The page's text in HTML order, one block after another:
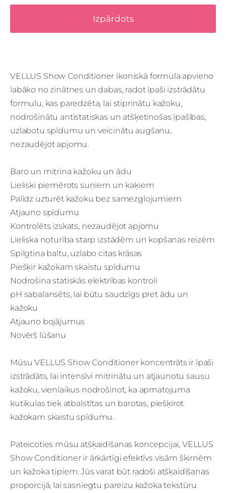
Izpārdots
VELLUS Show Conditioner ikoniskā formula apvieno
labāko no zinātnes un dabas, radot īpaši izstrādātu
formulu, kas paredzēta, lai stiprinātu kažoku,
nodrošinātu antistatiskas un atšķetinošas īpašības,
uzlabotu spīdumu un veicinātu augšanu,
nezaudējot apjomu.
Baro un mitrina kažoku un ādu
Lieliski piemērots suņiem un kaķiem
Palīdz uzturēt kažoku bez samezglojumiem
Atjauno spīdumu
Kontrolēts izskats, nezaudējot apjomu
Lieliska noturība starp izstādēm un kopšanas reizēm
Spilgtina baltu, uzlabo citas krāsas
Piešķir kažokam skaistu spīdumu
Nodrošina statiskās elektrības kontroli
pH sabalansēts, lai būtu saudzīgs pret ādu un
kažoku
Atjauno bojājumus
Novērš lūšanu
Mūsu VELLUS Show Conditioner koncentrāts ir īpaši
izstrādāts, lai intensīvi mitrinātu un atjaunotu sausu
kažoku, vienlaikus nodrošinot, ka apmatojuma
kutikulas tiek atbalstītas un barotas, piešķirot
kažokam skaistu spīdumu.
Pateicoties mūsu atšķaidīšanas koncepcijai, VELLUS
Show Conditioner ir ārkārtīgi efektīvs visām šķirnēm
un kažoka tipiem. Jūs varat būt radoši atšķaidīšanas
proporcijā, lai sasniegtu pareizu kažoka tekstūru